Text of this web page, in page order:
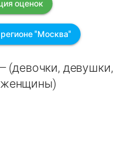
оценок
"Москва"
(девочки, девушки,